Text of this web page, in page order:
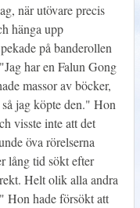
när utövare precis
hänga upp
på banderollen
har en Falun Gong
massor av böcker,
jag köpte den." Hon
visste inte att det
öva rörelserna
lång tid sökt efter
Helt olik alla andra
Hon hade försökt att